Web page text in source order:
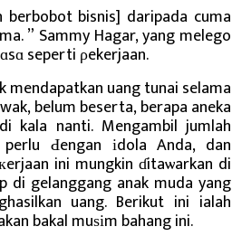
bisnis] daripada cuma
” Sammy Hagar, yang melego
seperti ρekerjaan.
mendapatkan uang tunai selama
belum beserta, berapa aneka
kala nanti. Mengambil jumlah
Ԁengan іdola Anda, dan
ini mungkin ɗitaѡarkan di
di gelanggang anak muda yang
uang. Berikut ini ialah
bakal muѕіm bahang ini.